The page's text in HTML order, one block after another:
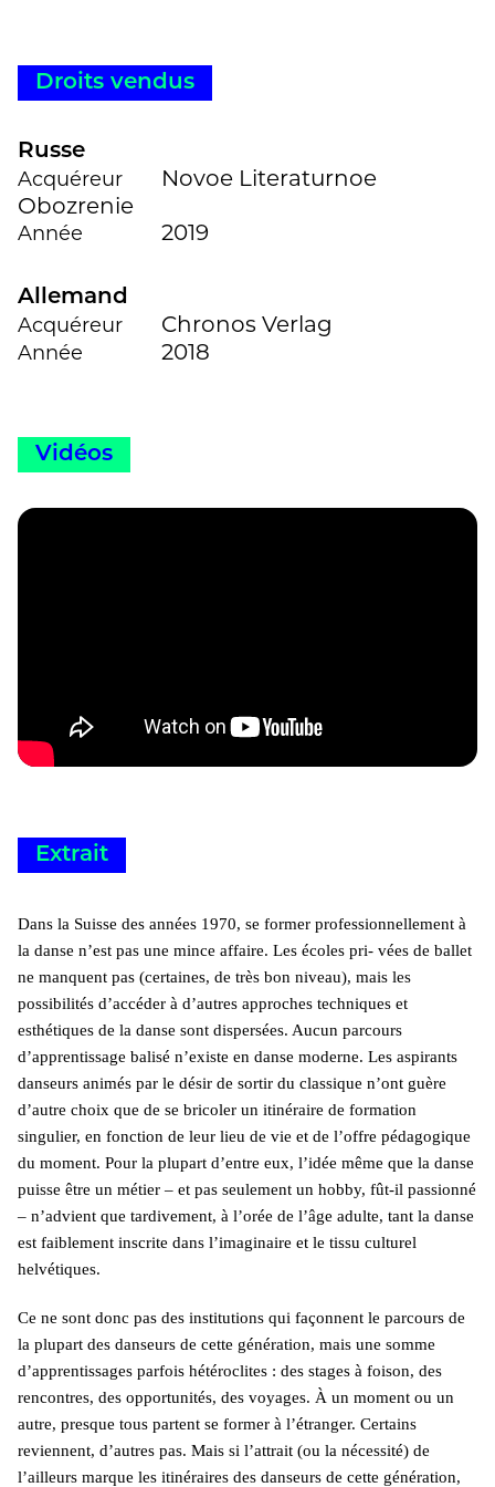
Bastien
Droits vendus
Russe
Acquéreur
Novoe Literaturnoe
Obozrenie
Année 2019
Allemand
Acquéreur Chronos Verlag
Année 2018
Vidéos
Extrait
Dans la Suisse des années 1970, se former professionnellement à
la danse n’est pas une mince affaire. Les écoles pri- vées de ballet
ne manquent pas (certaines, de très bon niveau), mais les
possibilités d’accéder à d’autres approches techniques et
esthétiques de la danse sont dispersées. Aucun parcours
d’apprentissage balisé n’existe en danse moderne. Les aspirants
danseurs animés par le désir de sortir du classique n’ont guère
d’autre choix que de se bricoler un itinéraire de formation
singulier, en fonction de leur lieu de vie et de l’offre pédagogique
du moment. Pour la plupart d’entre eux, l’idée même que la danse
puisse être un métier – et pas seulement un hobby, fût-il passionné
– n’advient que tardivement, à l’orée de l’âge adulte, tant la danse
est faiblement inscrite dans l’imaginaire et le tissu culturel
helvétiques.
Ce ne sont donc pas des institutions qui façonnent le parcours de
la plupart des danseurs de cette génération, mais une somme
d’apprentissages parfois hétéroclites : des stages à foison, des
rencontres, des opportunités, des voyages. À un moment ou un
autre, presque tous partent se former à l’étranger. Certains
reviennent, d’autres pas. Mais si l’attrait (ou la nécessité) de
l’ailleurs marque les itinéraires des danseurs de cette génération,